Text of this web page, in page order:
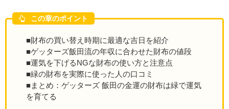
この章のポイント
■財布の買い替え時期に最適な吉日を紹介
■ゲッターズ飯田流の年収に合わせた財布の値段
■運気を下げるNGな財布の使い方と注意点
■緑の財布を実際に使った人の口コミ
■まとめ：ゲッターズ 飯田の金運の財布は緑で運気
を育てる